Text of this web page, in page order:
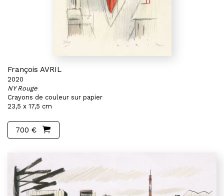
François AVRIL
2020
NY Rouge
Crayons de couleur sur papier
23,5 x 17,5 cm
700 €